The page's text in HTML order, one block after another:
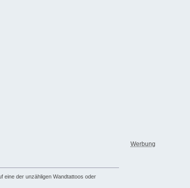
eine der unzähligen Wandtattoos oder
Werbung